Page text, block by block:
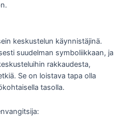
keskustelun käynnistäjinä.
suudelman symboliikkaan, ja
rakkaudesta,
Se on loistava tapa olla
tasolla.